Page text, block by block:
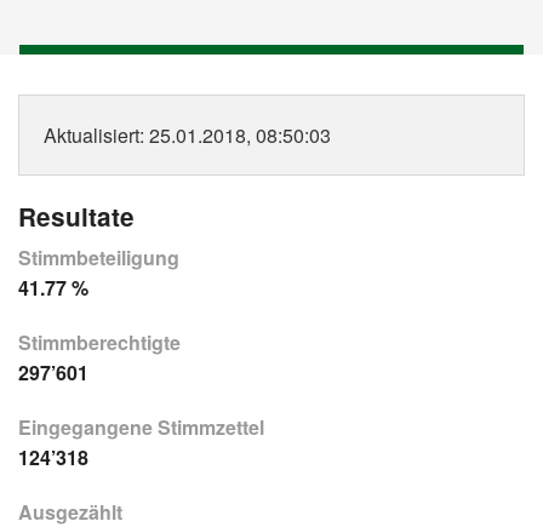
Aktualisiert: 25.01.2018, 08:50:03
Resultate
Stimmbeteiligung
41.77 %
Stimmberechtigte
297’601
Eingegangene Stimmzettel
124’318
Ausgezählt